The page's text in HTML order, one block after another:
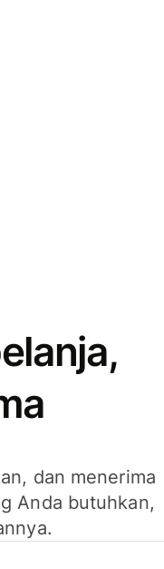
dan menerima
Anda butuhkan,